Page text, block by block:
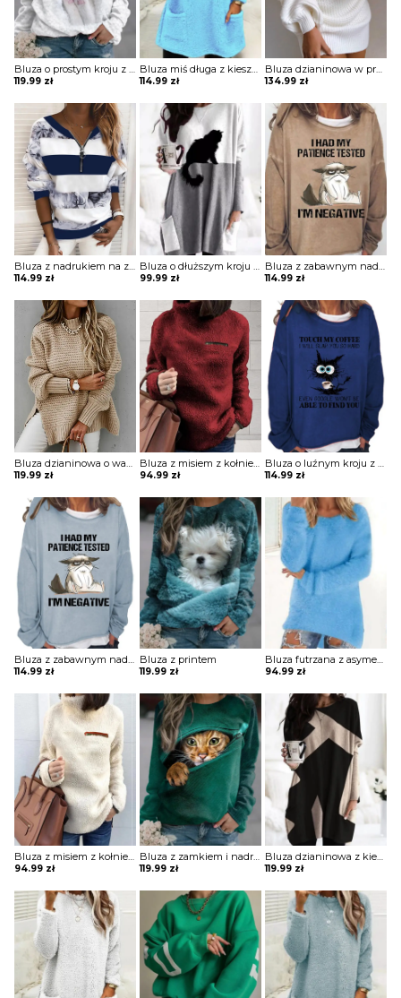
119.99 zł
Bluza miś długa z kieszeniami
114.99 zł
Bluza dzianinowa w prążki z odkrytym ramieniem
134.99 zł
114.99 zł 99.99 zł 114.99 zł
119.99 zł
Bluza z misiem z kołnierzem z kieszenią na zamek
94.99 zł 114.99 zł
Bluza z zabawnym nadrukiem
114.99 zł
Bluza z printem
119.99 zł
Bluza futrzana z asymetrycznym dołem
94.99 zł
Bluza z misiem z kołnierzem z kieszenią na zamek
94.99 zł
Bluza z zamkiem i nadrukiem
119.99 zł
Bluza dzianinowa z kieszeniami
119.99 zł